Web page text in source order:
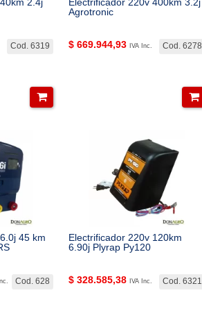
Cod. 6319
Agrotronic
Cod. 6278
$ 669.944,93 IVA Inc.
45 km
Cod. 628
Electrificador 220v 120km
6.90j Plyrap Py120
Cod. 6321
$ 328.585,38 IVA Inc.